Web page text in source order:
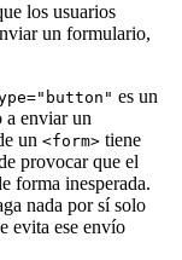
los usuarios
un formulario,
es un
a enviar un
un <form> tiene
provocar que el
forma inesperada.
nada por sí solo
evita ese envío